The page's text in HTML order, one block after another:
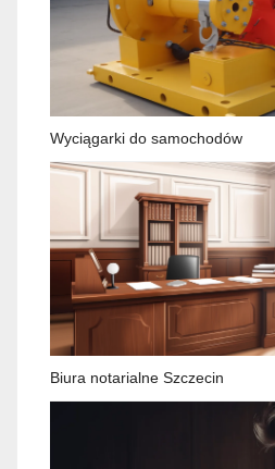
Wyciągarki do samochodów
Biura notarialne Szczecin